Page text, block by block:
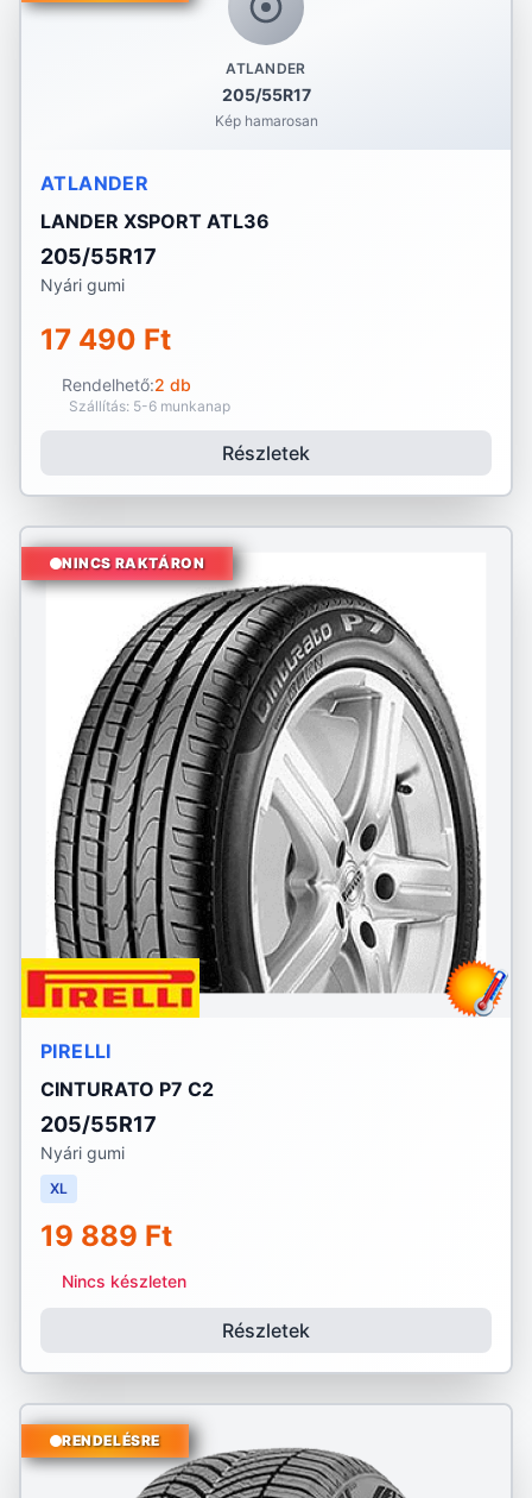
ATLANDER
205/55R17
Kép hamarosan
ATLANDER
LANDER XSPORT ATL36
205/55R17
Nyári gumi
17 490 Ft
Rendelhető:2 db
Szállítás: 5-6 munkanap
Részletek
NINCS RAKTÁRON
PIRELLI
CINTURATO P7 C2
205/55R17
Nyári gumi
XL
19 889 Ft
Nincs készleten
Részletek
RENDELÉSRE